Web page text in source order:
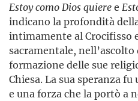
Estoy como Dios quieree
indicano la profondità
intimamente al Crocifisso
sacramentale,
formazione delle sue
Chiesa. La sua speranza
e una forza che la portò a